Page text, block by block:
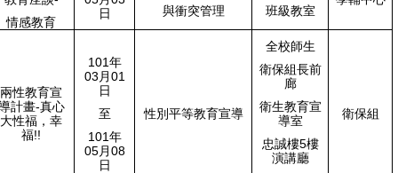
情感教育
日
與衝突管理
班級教室
兩性教育宣
計畫-真心
大性福，幸
福!!
101年
03月01
日
至
101年
05月08
日
性別平等教育宣導
全校師生
衛保組長前
廊
衛生教育宣
導室
忠誠樓5樓
演講廳
衛保組